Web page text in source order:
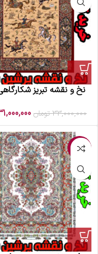
نخ و نقشه تبریز
33,000,000 تومان
-1%